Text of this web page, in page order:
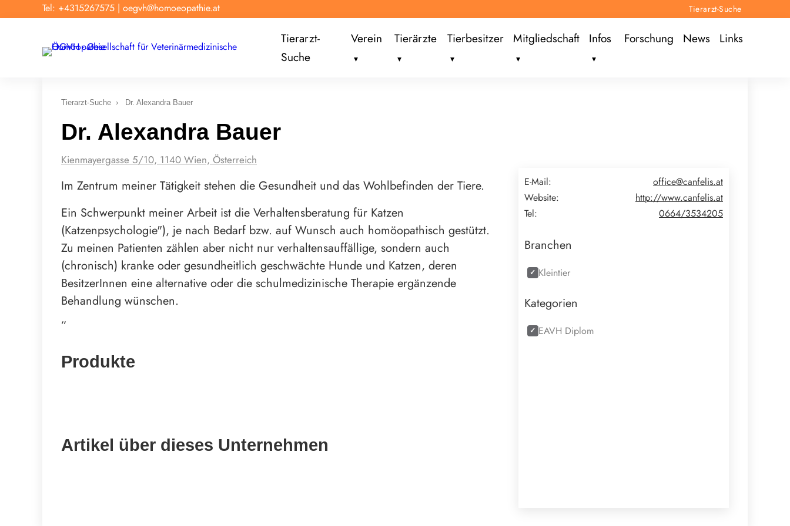
Tel: +4315267575 | oegvh@homoeopathie.at Tierarzt-Suche
Tierarzt-
Suche
Verein Tierärzte Tierbesitzer Mitgliedschaft Infos Forschung News Links
Tierarzt-Suche › Dr. Alexandra Bauer
Dr. Alexandra Bauer
Kienmayergasse 5/10, 1140 Wien, Österreich
Im Zentrum meiner Tätigkeit stehen die Gesundheit und das Wohlbefinden der Tiere.
Ein Schwerpunkt meiner Arbeit ist die Verhaltensberatung für Katzen
(Katzenpsychologie"), je nach Bedarf bzw. auf Wunsch auch homöopathisch gestützt.
Zu meinen Patienten zählen aber nicht nur verhaltensauffällige, sondern auch
(chronisch) kranke oder gesundheitlich geschwächte Hunde und Katzen, deren
BesitzerInnen eine alternative oder die schulmedizinische Therapie ergänzende
Behandlung wünschen.
„
Produkte
Artikel über dieses Unternehmen
E-Mail:
office@canfelis.at
Website:
http://www.canfelis.at
Tel:
0664/3534205
Branchen
Kleintier
Kategorien
EAVH Diplom